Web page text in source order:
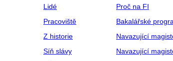
Lidé
Pracoviště
Z historie
Síň slávy
Proč na FI
Bakalářské
Navazující
Navazující